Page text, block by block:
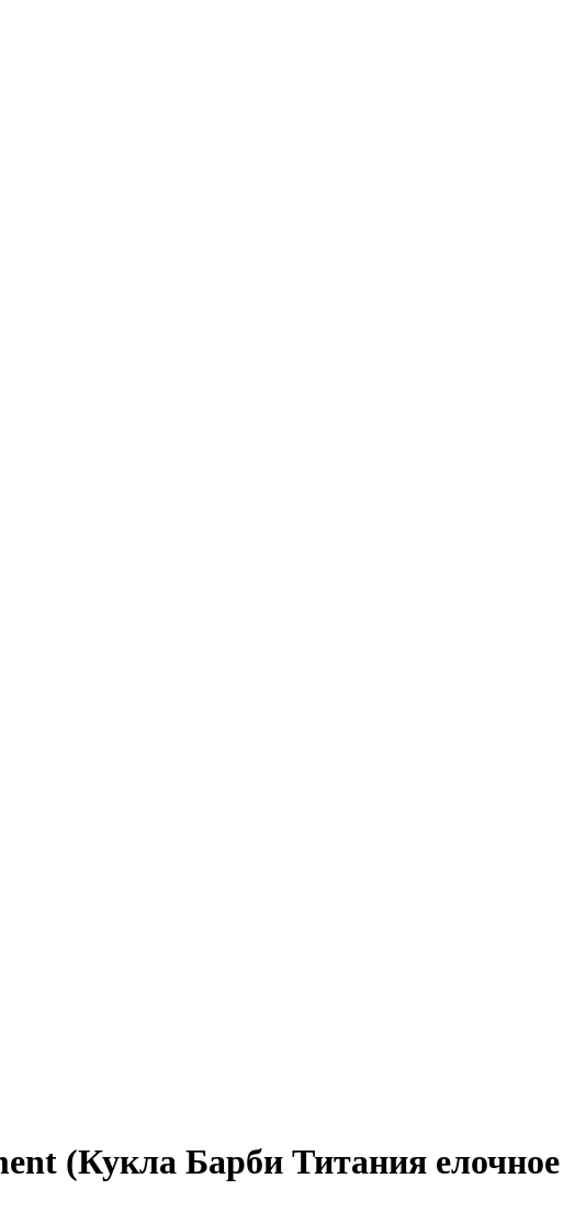
(Кукла Барби Титания елочное